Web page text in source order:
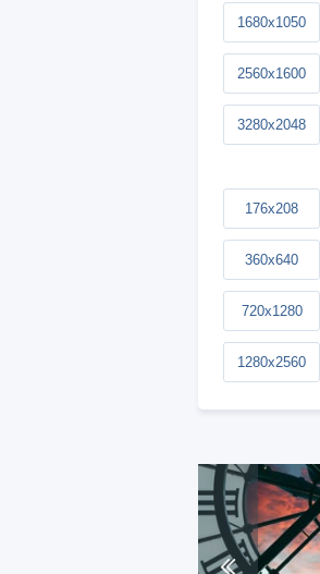
1680x1050
2560x1600
3280x2048
176x208
360x640
720x1280
1280x2560